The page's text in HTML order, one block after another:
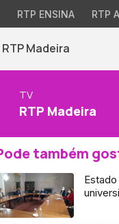
RTP ENSINA RTP
RTP Madeira
TV
RTP Madeira
também